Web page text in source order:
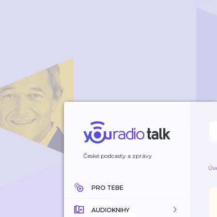
České podcasty a zprávy
PRO TEBE
AUDIOKNIHY